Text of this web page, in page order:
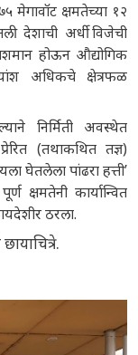
मेगावॉट क्षमतेच्या १२
देशाची अर्धी विजेची
होऊन औद्योगिक
अधिकचे क्षेत्रफळ
निर्मिती अवस्थेत
(तथाकथित तज्ञ)
घेतलेला पांढरा हत्ती’
क्षमतेनी कार्यान्वित
ठरला.